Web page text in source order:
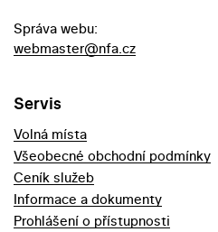
Správa webu:
webmaster@nfa.cz
Servis
Volná místa
Všeobecné obchodní podmínky
Ceník služeb
Informace a dokumenty
Prohlášení o přístupnosti